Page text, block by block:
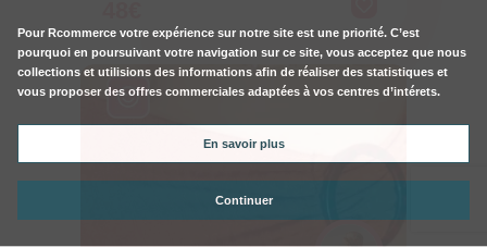
Pour Rcommerce votre expérience sur notre site est une priorité. C’est
pourquoi en poursuivant votre navigation sur ce site, vous acceptez que nous
collections et utilisions des informations afin de réaliser des statistiques et
vous proposer des offres commerciales adaptées à vos centres d’intérets.
En savoir plus
Continuer